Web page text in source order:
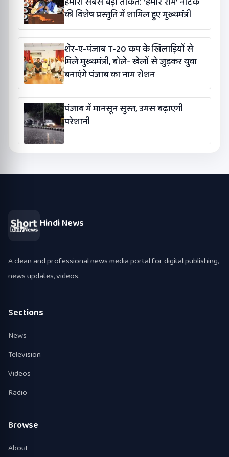
की विशेष प्रस्तुति में शामिल हुए मुख्यमंत्री
शेर-ए-पंजाब T-20 कप के खिलाड़ियों से
मिले मुख्यमंत्री, बोले- खेलों से जुड़कर युवा
बनाएंगे पंजाब का नाम रोशन
पंजाब में मानसून सुस्त, उमस बढ़ाएगी
परेशानी
Hindi News
A clean and professional news media portal for digital publishing,
news updates, videos.
Sections
News
Television
Videos
Radio
Browse
About